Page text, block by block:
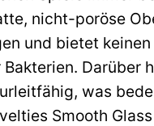
nicht-poröse
und bietet keinen
Darüber
was
Smooth